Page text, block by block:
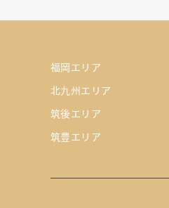
福岡エリア
北九州エリア
筑後エリア
筑豊エリア